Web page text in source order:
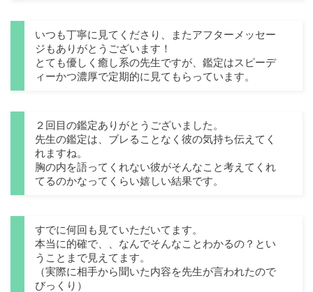
いつも丁寧に見てくださり、またアフターメッセー
ジもありがとうございます！
とても優しく癒し系の先生ですが、鑑定はスピーデ
ィーかつ濃厚で定期的に見てもらっています。
２回目の鑑定ありがとうございました。
先生の鑑定は、ブレることなく彼の気持ち伝えてく
れますね。
胸の内を語ってくれない彼がそんなこと考えてくれ
てるのかなってくらい嬉しい結果です。
すでに何回も見ていただいてます。
本当に的確で、、なんでそんなことわかるの？とい
うことまで見えてます。
（実際に相手から聞いた内容を先生が言われたので
びっくり）